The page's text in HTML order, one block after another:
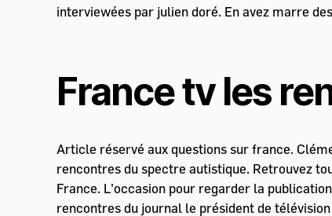
interviewées par julien doré. En avez marre
France tv les
Article réservé aux questions sur france.
rencontres du spectre autistique. Retrouvez
France. L'occasion pour regarder la
rencontres du journal le président de